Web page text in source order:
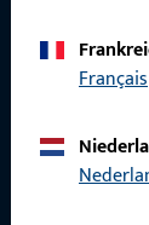
Français